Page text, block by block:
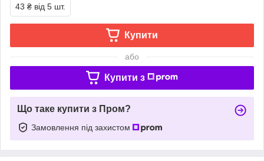
43 ₴ від 5 шт.
Купити
або
Купити з
Що таке купити з Пром?
Замовлення під захистом